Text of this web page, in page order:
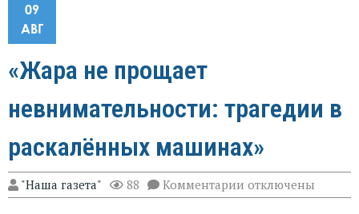
09
АВГ
«Жара не прощает
невнимательности: трагедии в
раскалённых машинах»
"Наша газета" 88 Комментарии к
записи
отключены